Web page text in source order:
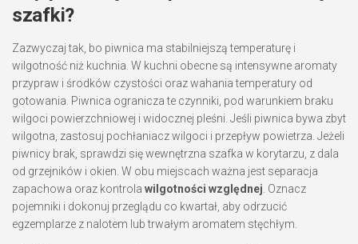
szafki?
Zazwyczaj tak, bo piwnica ma stabilniejszą temperaturę i
wilgotność niż kuchnia. W kuchni obecne są intensywne aromaty
przypraw i środków czystości oraz wahania temperatury od
gotowania. Piwnica ogranicza te czynniki, pod warunkiem braku
wilgoci powierzchniowej i widocznej pleśni. Jeśli piwnica bywa zbyt
wilgotna, zastosuj pochłaniacz wilgoci i przepływ powietrza. Jeżeli
piwnicy brak, sprawdzi się wewnętrzna szafka w korytarzu, z dala
od grzejników i okien. W obu miejscach ważna jest separacja
zapachowa oraz kontrola wilgotności względnej . Oznacz
pojemniki i dokonuj przeglądu co kwartał, aby odrzucić
egzemplarze z nalotem lub trwałym aromatem stęchłym.